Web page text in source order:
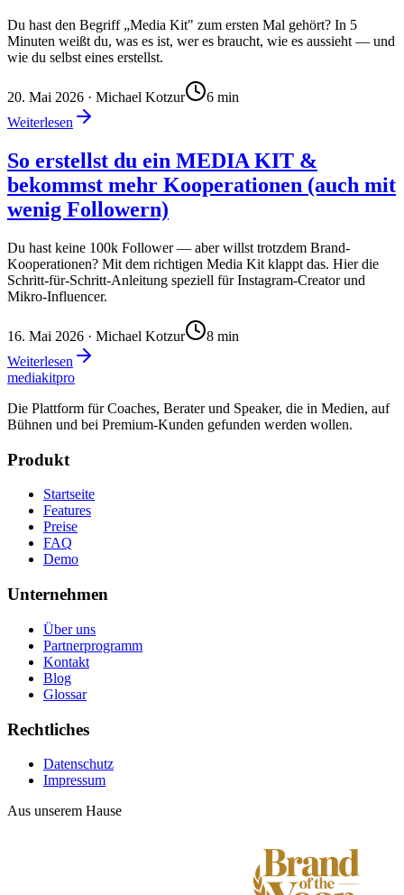
Du hast den Begriff „Media Kit" zum ersten Mal gehört? In 5
Minuten weißt du, was es ist, wer es braucht, wie es aussieht — und
wie du selbst eines erstellst.
20. Mai 2026 · Michael Kotzur 6 min
Weiterlesen
So erstellst du ein MEDIA KIT &
bekommst mehr Kooperationen (auch mit
wenig Followern)
Du hast keine 100k Follower — aber willst trotzdem Brand-
Kooperationen? Mit dem richtigen Media Kit klappt das. Hier die
Schritt-für-Schritt-Anleitung speziell für Instagram-Creator und
Mikro-Influencer.
16. Mai 2026 · Michael Kotzur 8 min
Weiterlesen
mediakitpro
Die Plattform für Coaches, Berater und Speaker, die in Medien, auf
Bühnen und bei Premium-Kunden gefunden werden wollen.
Produkt
Startseite
Features
Preise
FAQ
Demo
Unternehmen
Über uns
Partnerprogramm
Kontakt
Blog
Glossar
Rechtliches
Datenschutz
Impressum
Aus unserem Hause